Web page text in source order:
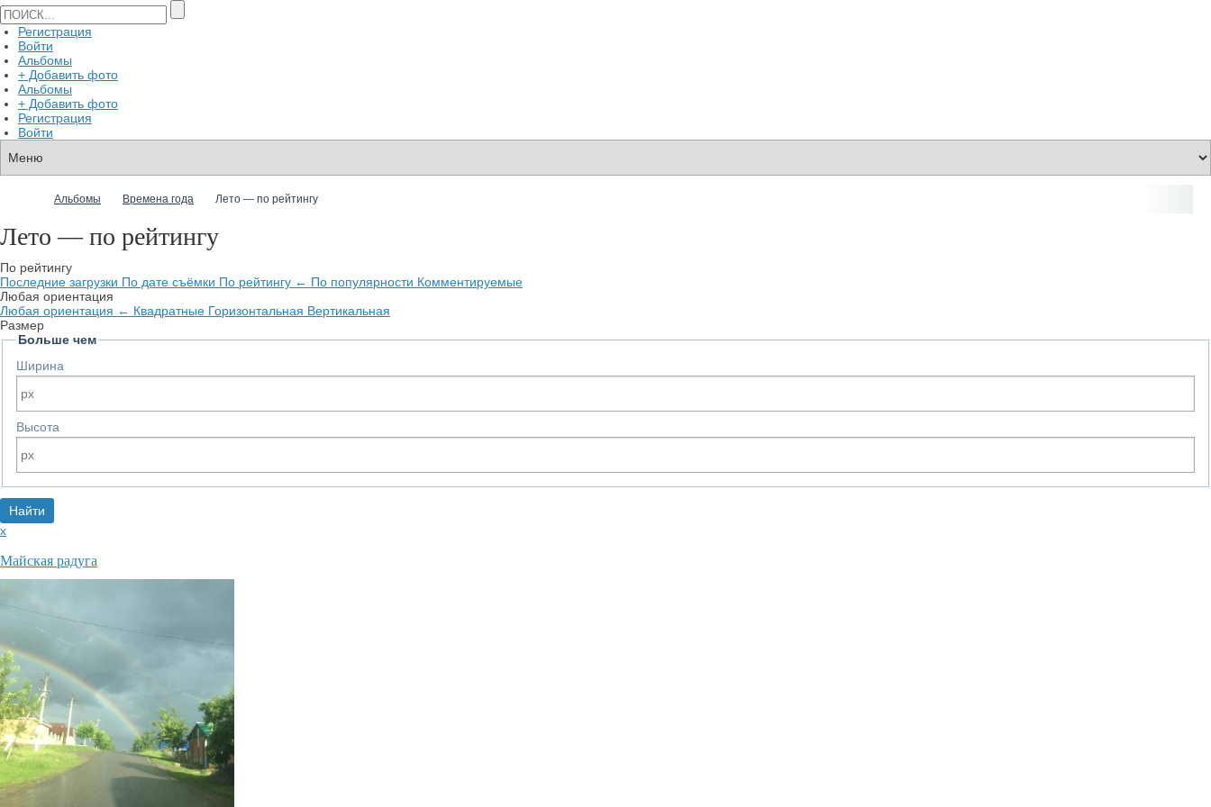
Регистрация
Войти
Альбомы
+ Добавить фото
Альбомы
+ Добавить фото
Регистрация
Войти
Альбомы Времена года Лето — по рейтингу
Лето — по рейтингу
По рейтингу
Последние загрузки По дате съёмки По рейтингу ← По популярности Комментируемые
Любая ориентация
Любая ориентация ← Квадратные Горизонтальная Вертикальная
Размер
Больше чем
Ширина
Высота
x
Майская радуга